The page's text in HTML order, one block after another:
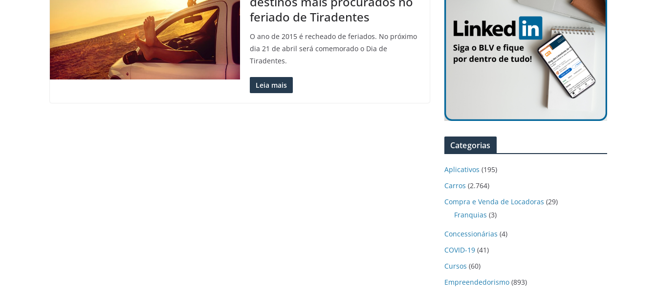
feriado de Tiradentes
O ano de 2015 é recheado de feriados. No próximo
dia 21 de abril será comemorado o Dia de
Tiradentes.
Leia mais
Categorias
Aplicativos (195)
Carros (2.764)
Compra e Venda de Locadoras (29)
Franquias (3)
Concessionárias (4)
COVID-19 (41)
Cursos (60)
Empreendedorismo (893)